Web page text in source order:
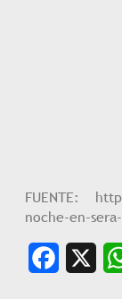
FUENTE:
noche-en-